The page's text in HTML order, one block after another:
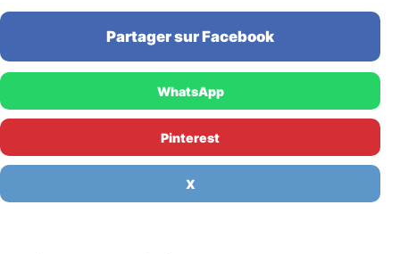
Partager sur Facebook
WhatsApp
Pinterest
X